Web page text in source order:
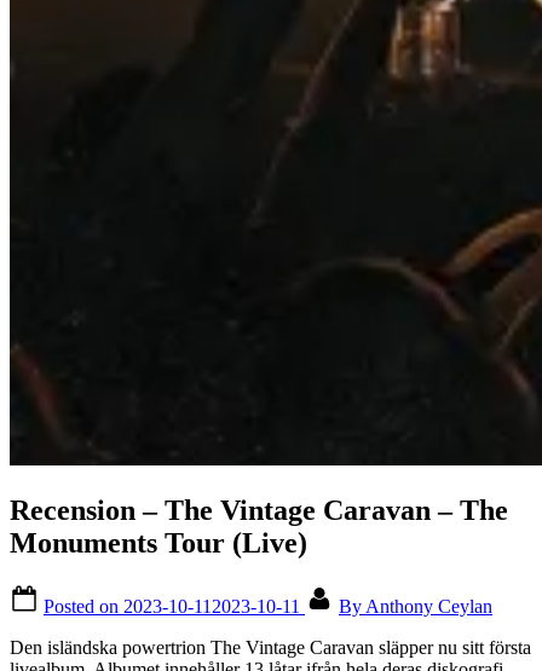
Recension – The Vintage Caravan – The
Monuments Tour (Live)
Posted on 2023-10-11 2023-10-11 By Anthony Ceylan
Den isländska powertrion The Vintage Caravan släpper nu sitt första